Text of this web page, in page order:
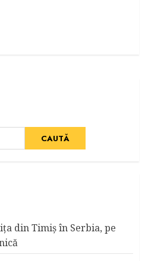
CAUTĂ
din Timiş în Serbia, pe